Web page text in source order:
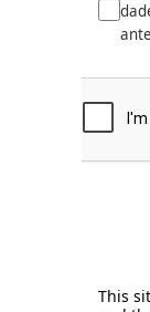
This